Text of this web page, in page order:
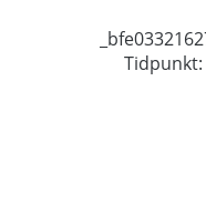
Tidpunkt: